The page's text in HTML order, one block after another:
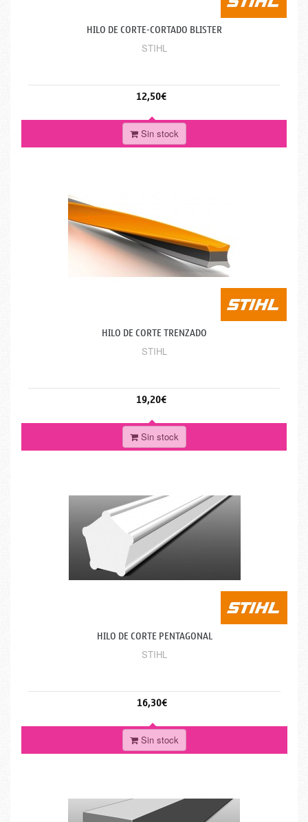
HILO DE CORTE-CORTADO BLISTER
STIHL
12,50€
Sin stock
HILO DE CORTE TRENZADO
STIHL
19,20€
Sin stock
HILO DE CORTE PENTAGONAL
STIHL
16,30€
Sin stock